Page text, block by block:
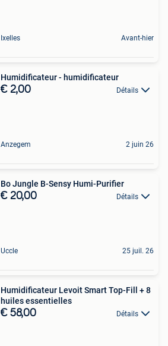
Ixelles Avant-hier
Humidificateur - humidificateur
€ 2,00 Détails
Anzegem 2 juin 26
Bo Jungle B-Sensy Humi-Purifier
€ 20,00 Détails
Uccle 25 juil. 26
Humidificateur Levoit Smart Top-Fill + 8
huiles essentielles
€ 58,00 Détails